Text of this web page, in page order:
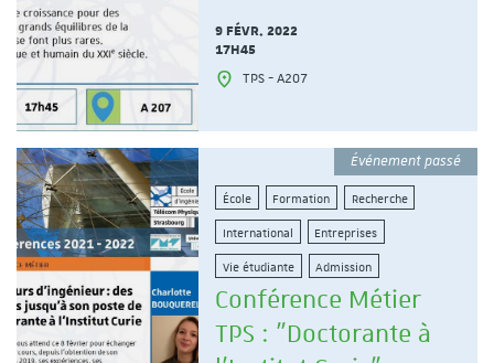
9 FÉVR. 2022
17H45
TPS - A207
Événement passé
École Formation Recherche
International Entreprises
Vie étudiante Admission
Conférence Métier
TPS : "Doctorante à